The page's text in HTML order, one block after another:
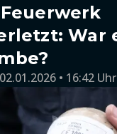
War
02.01.2026 • 16:42 Uhr